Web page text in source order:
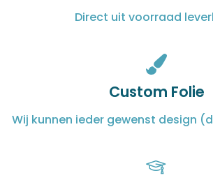
Direct uit voorraad
Custom Folie
Wij kunnen ieder gewenst design